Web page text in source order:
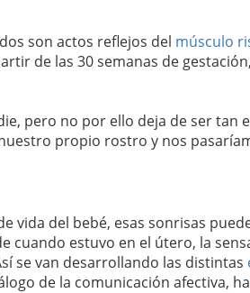
son actos reflejos del músculo
de las 30 semanas de
pero no por ello deja de ser tan
propio rostro y nos
vida del bebé, esas sonrisas
cuando estuvo en el útero, la
se van desarrollando las distintas
de la comunicación afectiva,